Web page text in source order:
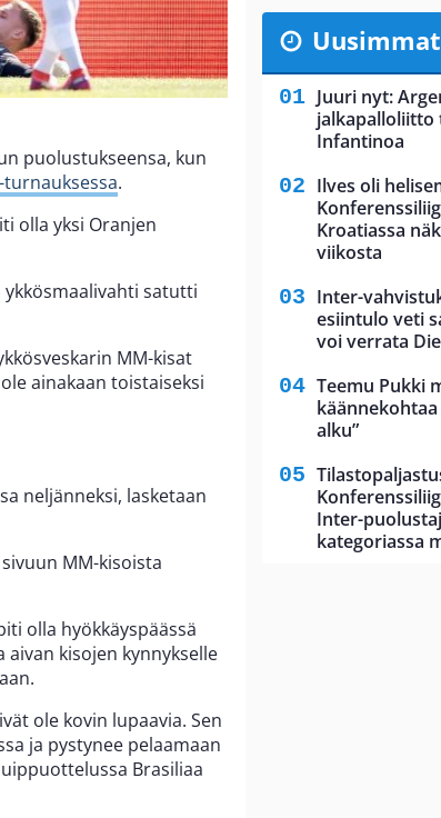
puolustukseensa, kun
turnauksessa.
olla yksi Oranjen
ykkösmaalivahti satutti
MM-kisat
ainakaan toistaiseksi
neljänneksi, lasketaan
MM-kisoista
olla hyökkäyspäässä
kisojen kynnykselle
ole kovin lupaavia. Sen
ja pystynee pelaamaan
Brasiliaa
Uusimmat
Juuri nyt:
jalkapalloliitto
Infantinoa
Ilves oli
Kroatiassa
viikosta
Inter-
esiintulo veti
voi verrata
Teemu Pukki
käännekohtaa
alku”
Inter-
kategoriassa